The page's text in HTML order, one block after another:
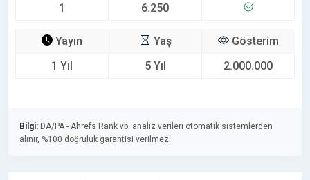
1
6.250
Yayın
1 Yıl
Yaş
5 Yıl
Gösterim
2.000.000
Bilgi: DA/PA - Ahrefs Rank vb. analiz verileri otomatik sistemlerden
alınır, %100 doğruluk garantisi verilmez.